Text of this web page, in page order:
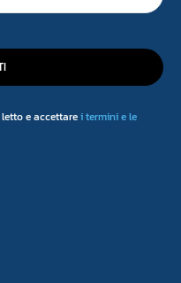
e accettarei termini e le